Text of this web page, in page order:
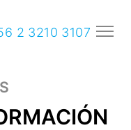
2 3210 3107